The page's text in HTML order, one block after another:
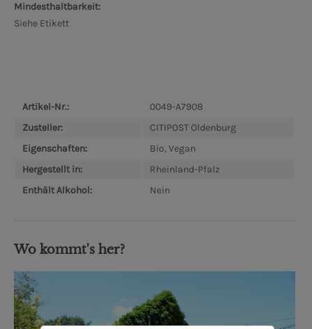
Mindesthaltbarkeit:
Siehe Etikett
Artikel-Nr.:
0049-A7908
Zusteller:
CITIPOST Oldenburg
Eigenschaften:
Bio, Vegan
Hergestellt in:
Rheinland-Pfalz
Enthält Alkohol:
Nein
Wo kommt's her?